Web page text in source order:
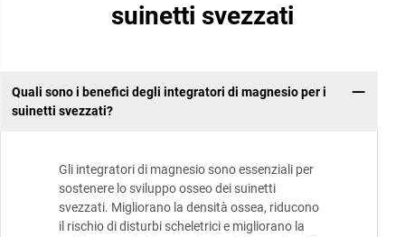
suinetti svezzati
Quali sono i benefici degli integratori di magnesio per i
suinetti svezzati?
Gli integratori di magnesio sono essenziali per
sostenere lo sviluppo osseo dei suinetti
svezzati. Migliorano la densità ossea, riducono
il rischio di disturbi scheletrici e migliorano la